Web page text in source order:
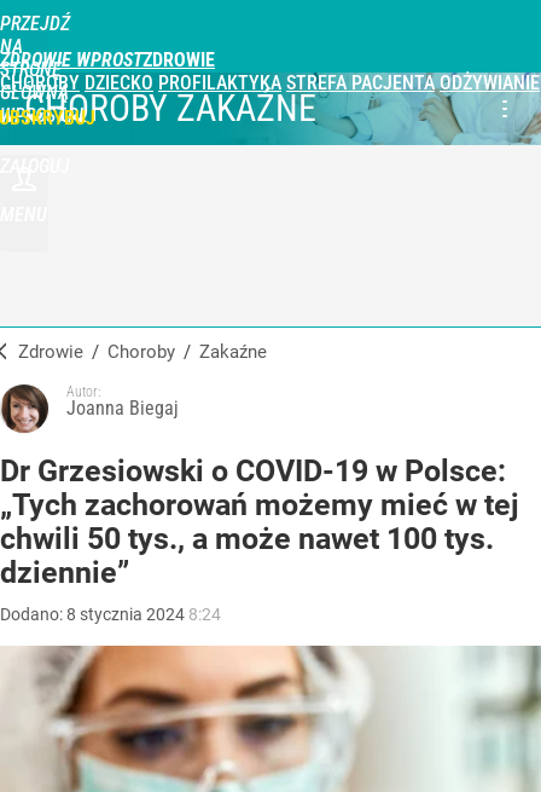
PRZEJDŹ
NA
STRONĘ
GŁÓWNĄ
WPROST.PL
ZDROWIE WPROST
CHOROBY DZIECKO PROFILAKTYKA STREFA PACJENTA ODŻYWIANIE
CHOROBY ZAKAŹNE
Zdrowie / Choroby / zakaźne
Autor:
Joanna Biegaj
Dr Grzesiowski o COVID-19 w Polsce:
„Tych zachorowań możemy mieć w tej
chwili 50 tys., a może nawet 100 tys.
dziennie”
Dodano:8 stycznia 2024 8:24